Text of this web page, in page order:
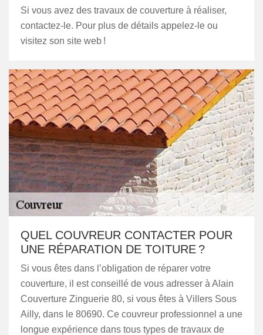
Si vous avez des travaux de couverture à réaliser,
contactez-le. Pour plus de détails appelez-le ou
visitez son site web !
QUEL COUVREUR CONTACTER POUR
UNE RÉPARATION DE TOITURE ?
Si vous êtes dans l’obligation de réparer votre
couverture, il est conseillé de vous adresser à Alain
Couverture Zinguerie 80, si vous êtes à Villers Sous
Ailly, dans le 80690. Ce couvreur professionnel a une
longue expérience dans tous types de travaux de